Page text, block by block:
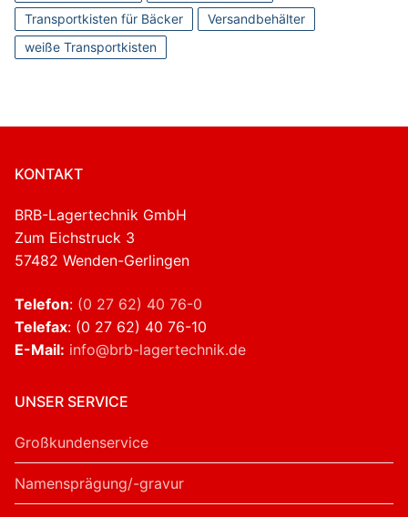
Transportkisten für Bäcker
Versandbehälter
weiße Transportkisten
KONTAKT
BRB-Lagertechnik GmbH
Zum Eichstruck 3
57482 Wenden-Gerlingen
Telefon: (0 27 62) 40 76-0
Telefax: (0 27 62) 40 76-10
E-Mail: info@brb-lagertechnik.de
UNSER SERVICE
Großkundenservice
Namensprägung/-gravur